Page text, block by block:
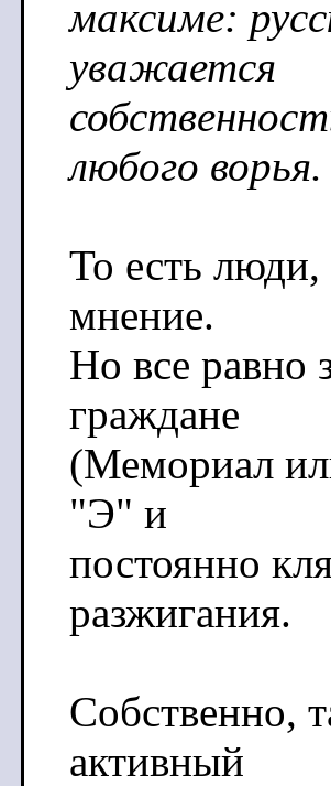
максиме:
уважается
любого ворья.
То есть
мнение.
Но все равно
граждане
(Мемориал
"Э" и
постоянно
разжигания.
Собственно,
активный